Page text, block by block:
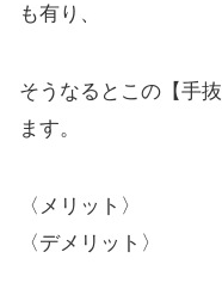
も有り、
そうなるとこの【手
ます。
〈メ
〈デメリット〉